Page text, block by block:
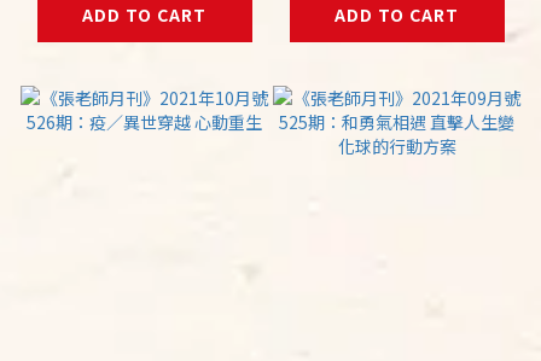
ADD TO CART ADD TO CART